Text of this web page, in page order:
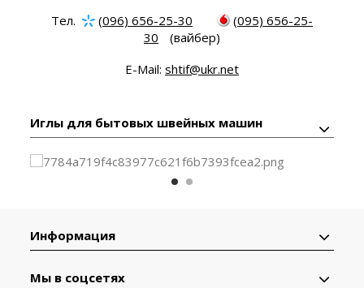
Тел.
(096) 656-25-30
(095) 656-25-
30
(вайбер)
E-Mail: shtif@ukr.net
Иглы для бытовых швейных машин
Информация
Мы в соцсетях